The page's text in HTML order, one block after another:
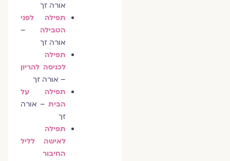
אורה זך
תפילה לפני
הטבילה–
אורה זך
תפילה
לכניסה להריון
– אורה זך
תפילה על
הבית– אורה
זך
תפילה
לאישה לליל
החיבור